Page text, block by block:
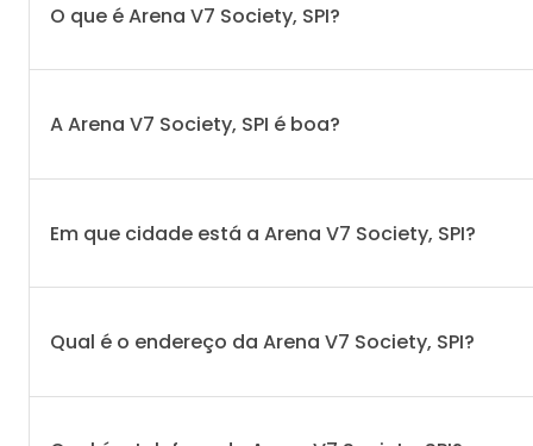
O que é Arena V7 Society, SPI?
A Arena V7 Society, SPI é boa?
Em que cidade está a Arena V7 Society, SPI?
Qual é o endereço da Arena V7 Society, SPI?